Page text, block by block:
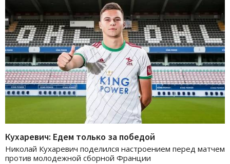
Кухаревич: Едем только за победой
Николай Кухаревич поделился настроением перед матчем
против молодежной сборной Франции